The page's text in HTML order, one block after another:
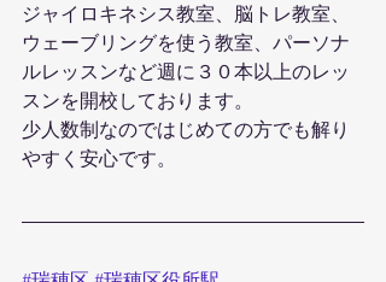
ジャイロキネシス教室、脳トレ教室、
ウェーブリングを使う教室、パーソナ
ルレッスンなど週に３０本以上のレッ
スンを開校しております。
少人数制なのではじめての方でも解り
やすく安心です。